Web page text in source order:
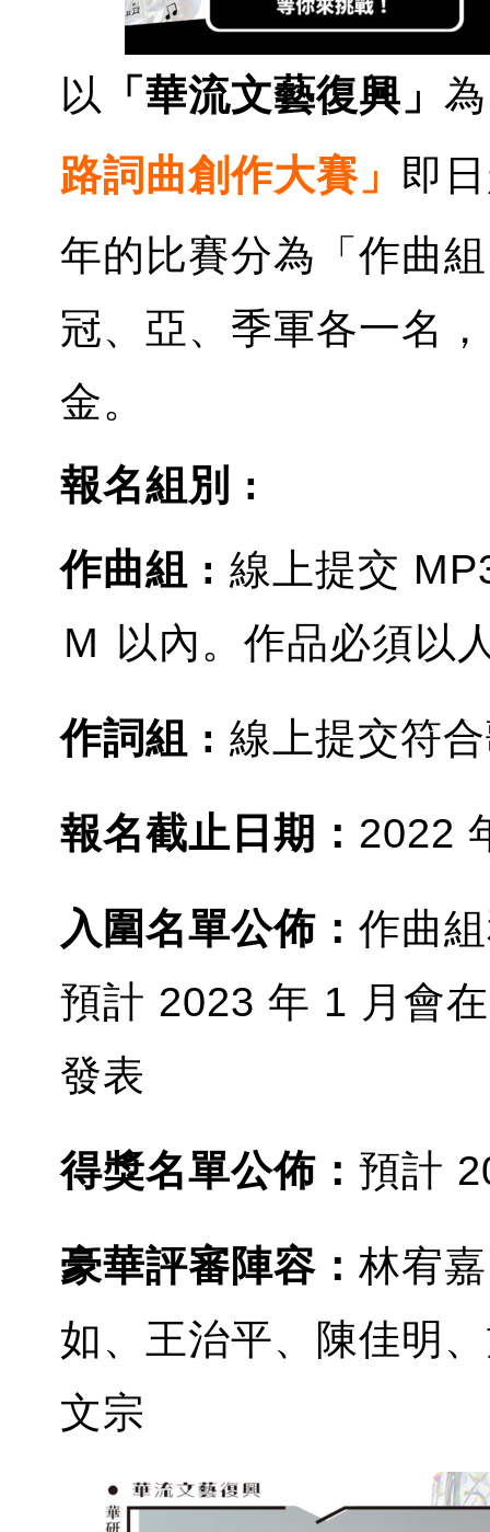
以 「華流文藝復興」
路詞曲創作大賽」 即
年的比賽分為「作曲
冠、亞、季軍各一名
金。
報名組別 :
作曲組 : 線上提交
Ｍ 以內。作品必須以
作詞組 : 線上提交符
報名截止日期： 2022
入圍名單公佈： 作曲
預計 2023 年 1 月會
發表
得獎名單公佈： 預計
豪華評審陣容： 林宥
如、王治平、陳佳明
文宗